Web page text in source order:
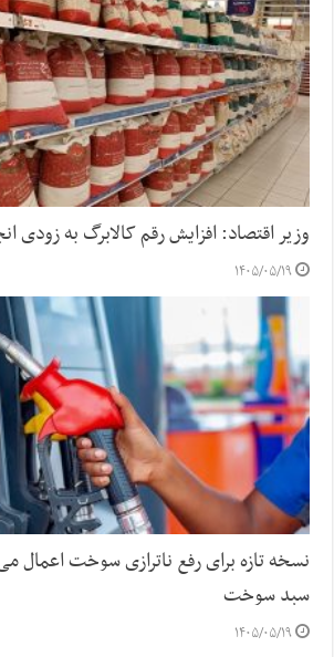
وزیر اقتصاد: افزایش رقم کالابرگ به زودی
۱۴۰۵/۰۵/۱۹
نسخه تازه برای رفع ناترازی سوخت اعمال
سبد سوخت
۱۴۰۵/۰۵/۱۹